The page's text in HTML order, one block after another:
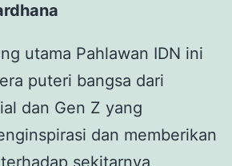
utama Pahlawan IDN ini
puteri bangsa dari
dan Gen Z yang
dan memberikan